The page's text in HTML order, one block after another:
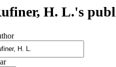
H. L.'s